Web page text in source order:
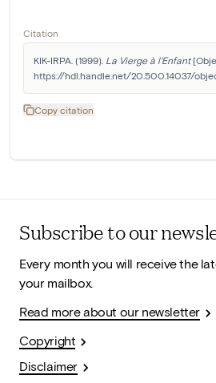
Citation
KIK-IRPA. (1999). La Vierge à l'Enfant
https://hdl.handle.net/20.500.14037/
Copy citation
Subscribe to our
Every month you will receive the
your mailbox.
Read more about our newsletter
Copyright
Disclaimer